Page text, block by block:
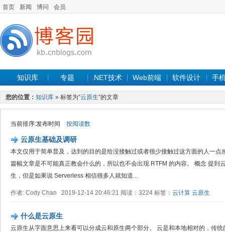
首页 新闻 博问 会员
知识库 专题 .NET技术 Web前端 软件设计 手
您的位置： 知识库 » 标签为“云原生”的文章
当前排序:发布时间 按阅读数
云原生基础及调研
本文仅用于简单普及，达到的目的是给没接触过或者很少接触过这方面的人一
篇幅文章是不可能真正教会什么的，所以也不会出现 RTFM 的内容。 概念 提到
生，但是如果说 Serverless 相信很多人就知道...
作者: Cody Chan 2019-12-14 20:46:21 阅读：3224 标签： 云计算 云原生
什么是云原生
云原生从字面意思上来看可以分成云和原生两个部分。 云是和本地相对的，传